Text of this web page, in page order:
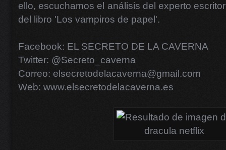
ello, escuchamos el análisis del experto
del libro 'Los vampiros de papel'.
Facebook: EL SECRETO DE LA CAVERNA
Twitter: @Secreto_caverna
Correo: elsecretodelacaverna@gmail.com
Web: www.elsecretodelacaverna.es